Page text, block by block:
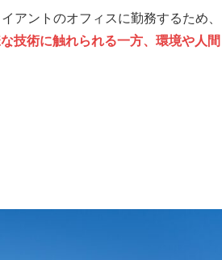
アントのオフィスに勤務するため、
技術に触れられる一方、環境や人間